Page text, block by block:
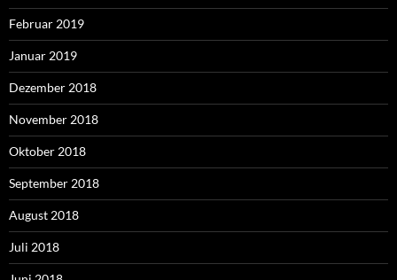
Februar 2019
Januar 2019
Dezember 2018
November 2018
Oktober 2018
September 2018
August 2018
Juli 2018